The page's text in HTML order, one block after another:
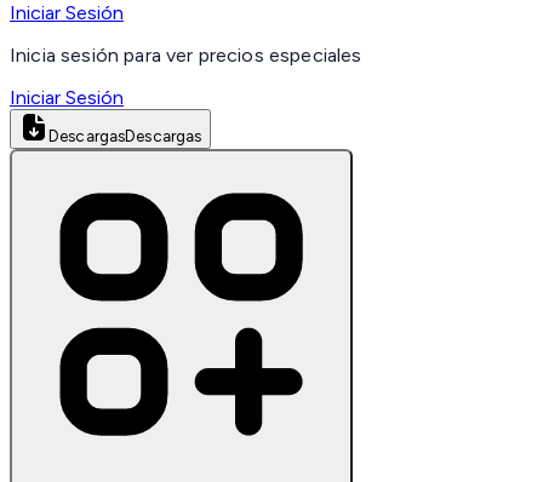
Iniciar Sesión
Inicia sesión para ver precios especiales
Iniciar Sesión
DescargasDescargas